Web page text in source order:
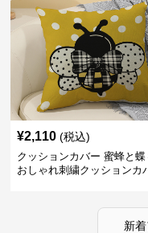
¥2,110 (税込)
クッションカバー 蜜蜂と蝶
おしゃれ刺繍クッションカ
新